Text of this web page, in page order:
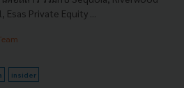
Private Equity ...
insider